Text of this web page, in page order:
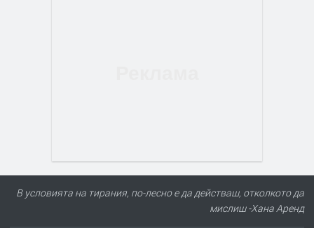
В условията на тирания, по-лесно е да действаш, отколкото да
мислиш -Хана Аренд